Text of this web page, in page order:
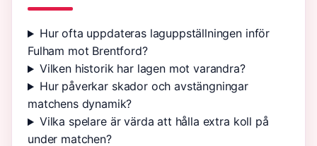
Hur ofta uppdateras laguppställningen inför
Fulham mot Brentford?
Vilken historik har lagen mot varandra?
Hur påverkar skador och avstängningar
matchens dynamik?
Vilka spelare är värda att hålla extra koll på
under matchen?